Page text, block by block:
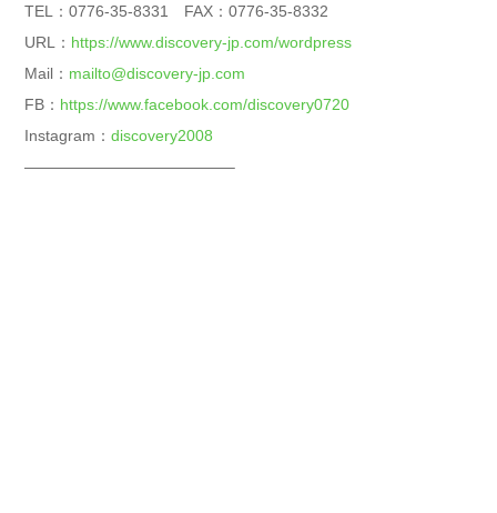
TEL：0776-35-8331 FAX：0776-35-8332
URL： https://www.discovery-jp.com/wordpress
Mail： mailto@discovery-jp.com
FB： https://www.facebook.com/discovery0720
Instagram： discovery2008
—————————————–